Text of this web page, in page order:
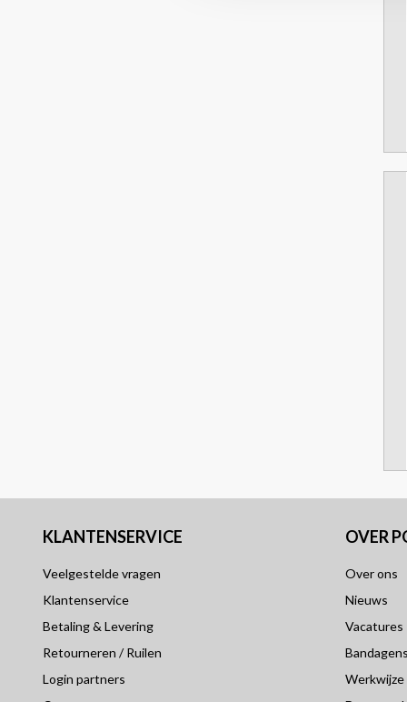
KLANTENSERVICE
Veelgestelde vragen
Klantenservice
Betaling & Levering
Retourneren / Ruilen
Login partners
OVER
Over ons
Nieuws
Vacatures